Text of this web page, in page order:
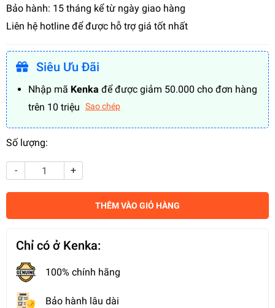
Bảo hành: 15 tháng kể từ ngày giao hàng
Liên hệ hotline để được hỗ trợ giá tốt nhất
Siêu Ưu Đãi
Nhập mã Kenka để được giảm 50.000 cho đơn hàng
trên 10 triệu
Sao chép
Số lượng:
- +
THÊM VÀO GIỎ HÀNG
Chỉ có ở Kenka:
100% chính hãng
Bảo hành lâu dài